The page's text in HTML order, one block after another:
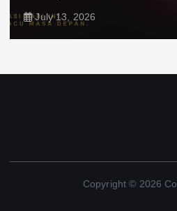
July 13, 2026
Copyright © 2026